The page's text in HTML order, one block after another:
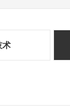
术